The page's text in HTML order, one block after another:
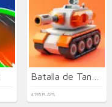
4195 PLAYS